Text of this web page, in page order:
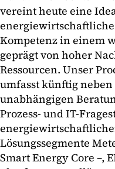
vereint heute eine
Kompetenz in einem
geprägt von hoher
Ressourcen. Unser
umfasst künftig
unabhängigen
Prozess- und IT-
Lösungssegmente
Smart Energy Core –,